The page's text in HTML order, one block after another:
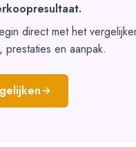
direct met het
prestaties en aanpak.